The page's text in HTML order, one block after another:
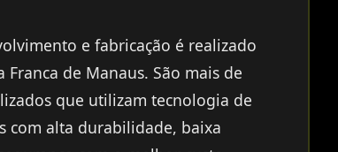
e fabricação é realizado
de Manaus. São mais de
que utilizam tecnologia de
com alta durabilidade, baixa